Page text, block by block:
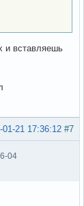
и вставляешь
#7
01-21 17:36:12
04